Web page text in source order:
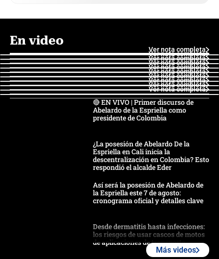
En video
Ver nota completa
Ver nota completa
Ver nota completa
Ver nota completa
Ver nota completa
Ver nota completa
Ver nota completa
Ver nota completa
Ver nota completa
Ver nota completa
🔴 EN VIVO | Primer discurso de
Abelardo de la Espriella como
presidente de Colombia
¿La posesión de Abelardo De la
Espriella en Cali inicia la
descentralización en Colombia? Esto
respondió el alcalde Eder
Así será la posesión de Abelardo de
la Espriella este 7 de agosto:
cronograma oficial y detalles clave
Desde dermatitis hasta infecciones:
los riesgos de usar cascos de motos
de aplicaciones de transporte
Más videos